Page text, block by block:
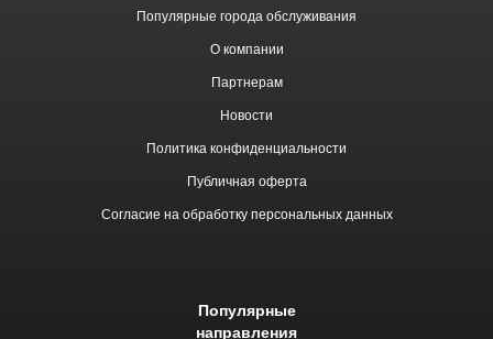
Популярные
направления
Популярные города обслуживания
О компании
Партнерам
Новости
Политика конфиденциальности
Публичная оферта
Согласие на обработку персональных данных